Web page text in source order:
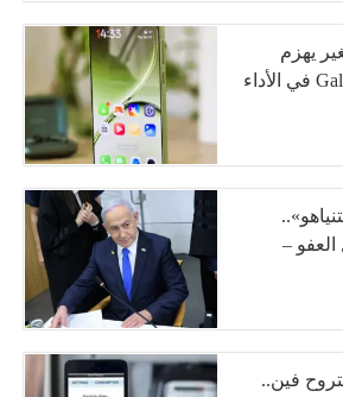
يهزم
iPhone 17 وGalaxy S26 في الأداء
العفو –
فين..